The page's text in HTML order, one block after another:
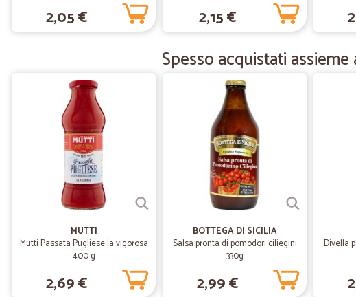
2,05 € 2,15 €
Spesso acquistati
MUTTI
Mutti Passata Pugliese la vigorosa
400 g
2,69 €
BOTTEGA DI SICILIA
Salsa pronta di pomodori ciliegini
330g
2,99 €
Divella